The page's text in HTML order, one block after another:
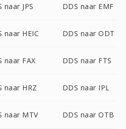
naar JPS DDS naar EMF
naar HEIC DDS naar ODT
naar FAX DDS naar FTS
naar HRZ DDS naar IPL
naar MTV DDS naar OTB